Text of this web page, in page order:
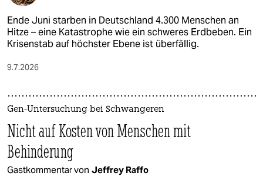
Ende Juni starben in Deutschland 4.300 Menschen an
Hitze – eine Katastrophe wie ein schweres Erdbeben. Ein
Krisenstab auf höchster Ebene ist überfällig.
9.7.2026
Gen-Untersuchung bei Schwangeren
Nicht auf Kosten von Menschen mit
Behinderung
Gastkommentar von Jeffrey Raffo